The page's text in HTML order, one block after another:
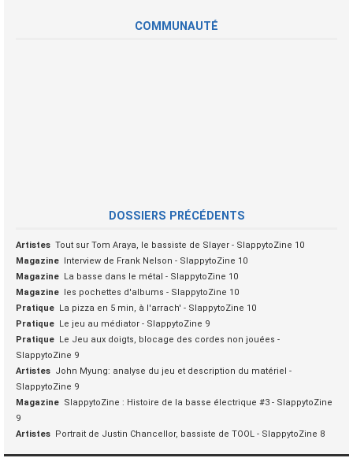
COMMUNAUTÉ
DOSSIERS PRÉCÉDENTS
Artistes Tout sur Tom Araya, le bassiste de Slayer - SlappytoZine 10
Magazine Interview de Frank Nelson - SlappytoZine 10
Magazine La basse dans le métal - SlappytoZine 10
Magazine les pochettes d'albums - SlappytoZine 10
Pratique La pizza en 5 min, à l'arrach' - SlappytoZine 10
Pratique Le jeu au médiator - SlappytoZine 9
Pratique Le Jeu aux doigts, blocage des cordes non jouées -
SlappytoZine 9
Artistes John Myung: analyse du jeu et description du matériel -
SlappytoZine 9
Magazine SlappytoZine : Histoire de la basse électrique #3 - SlappytoZine
9
Artistes Portrait de Justin Chancellor, bassiste de TOOL - SlappytoZine 8